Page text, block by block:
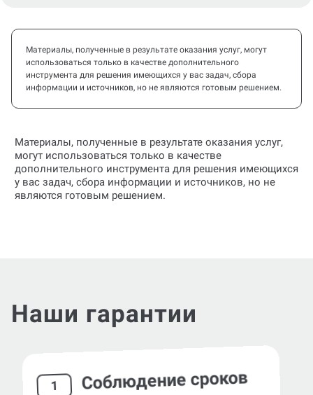
Материалы, полученные в результате оказания услуг, могут
использоваться только в качестве дополнительного
инструмента для решения имеющихся у вас задач, сбора
информации и источников, но не являются готовым решением.
Материалы, полученные в результате оказания услуг,
могут использоваться только в качестве
дополнительного инструмента для решения имеющихся
у вас задач, сбора информации и источников, но не
являются готовым решением.
Наши гарантии
1 Соблюдение сроков